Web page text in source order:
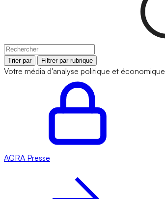
Trier par Filtrer par rubrique
Votre média d'analyse politique et économique
AGRA Presse